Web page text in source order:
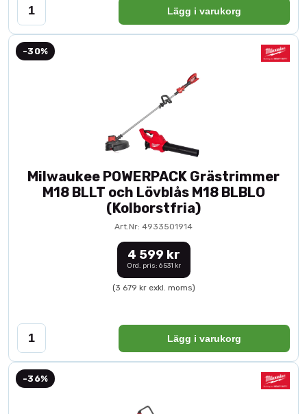
Lägg i varukorg
-30%
Milwaukee POWERPACK Grästrimmer
M18 BLLT och Lövblås M18 BLBLO
(Kolborstfria)
Art.Nr: 4933501914
4 599 kr
Ord. pris: 6 531 kr
(3 679 kr exkl. moms)
Lägg i varukorg
-36%